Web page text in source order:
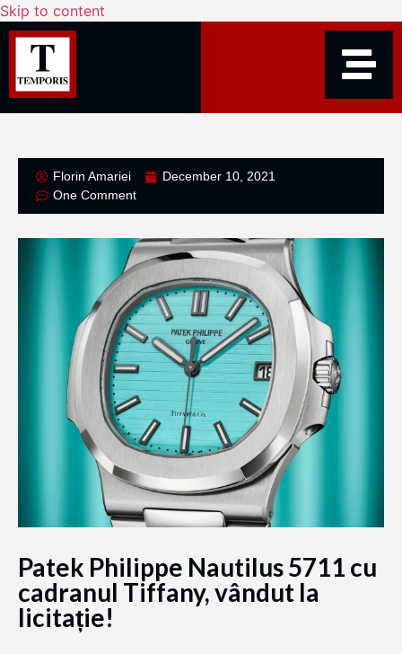
Skip to content
Florin Amariei
December 10, 2021
One Comment
Patek Philippe Nautilus 5711 cu
cadranul Tiffany, vândut la
licitație!